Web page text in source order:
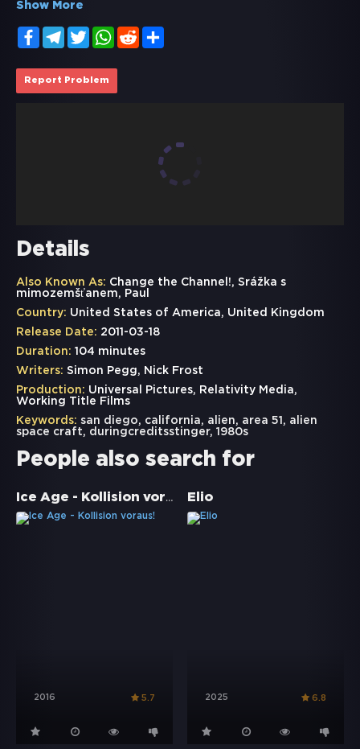
Show More
FacebookTelegramTwitterWhatsApp
Reddit
Report Problem
Details
Also Known As: Change the Channel!, Srážka s
mimozemšťanem, Paul
Country: United States of America, United Kingdom
Release Date: 2011-03-18
Duration: 104 minutes
Writers: Simon Pegg, Nick Frost
Production: Universal Pictures, Relativity Media,
Working Title Films
Keywords: san diego, california, alien, area 51 , alien
space craft, duringcreditsstinger, 1980s
People also search for
Ice Age - Kollision voraus!
2016 5.7
Elio
2025 6.8